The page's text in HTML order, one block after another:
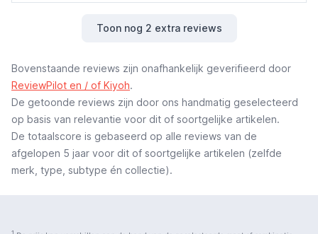
Toon nog 2 extra reviews
Bovenstaande reviews zijn onafhankelijk geverifieerd door
ReviewPilot en / of Kiyoh.
De getoonde reviews zijn door ons handmatig geselecteerd
op basis van relevantie voor dit of soortgelijke artikelen.
De totaalscore is gebaseerd op alle reviews van de
afgelopen 5 jaar voor dit of soortgelijke artikelen (zelfde
merk, type, subtype én collectie).